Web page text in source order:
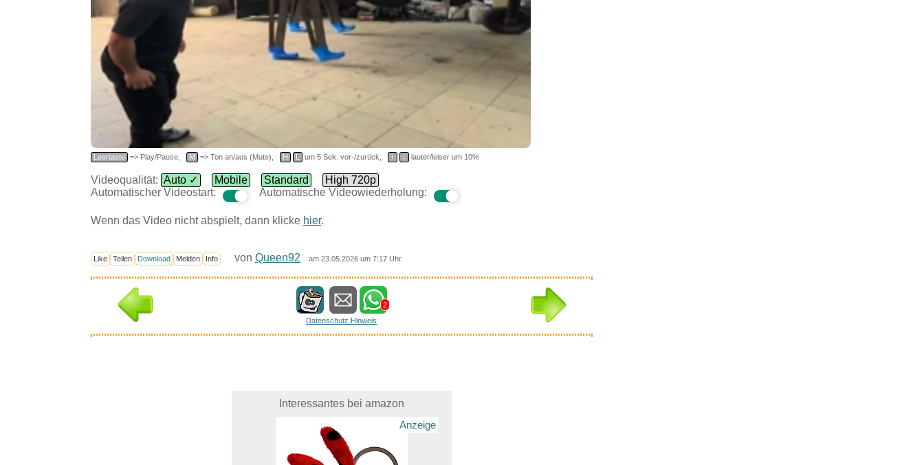
Leertaste => Play/Pause, M => Ton an/aus (Mute), H L um 5 Sek. vor-/zurück, ↑ ↓ lauter/leiser um 10%
Videoqualität: Auto ✓ Mobile Standard
High 720p
Automatischer Videostart:
Automatische Videowiederholung:
Wenn das Video nicht abspielt, dann klicke hier.
Like Teilen Download Melden Info von Queen92 am 23.05.2026 um 7:17 Uhr
2
Datenschutz Hinweis
Interessantes bei amazon
Anzeige